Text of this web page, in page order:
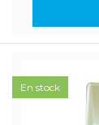
En stock